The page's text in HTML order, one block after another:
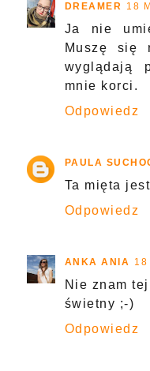
DREAMER 18
Ja nie
Muszę się
wyglądają
mnie korci.
Odpowiedz
PAULA
Ta mięta
Odpowiedz
ANKA ANIA 18
Nie znam
świetny ;-)
Odpowiedz